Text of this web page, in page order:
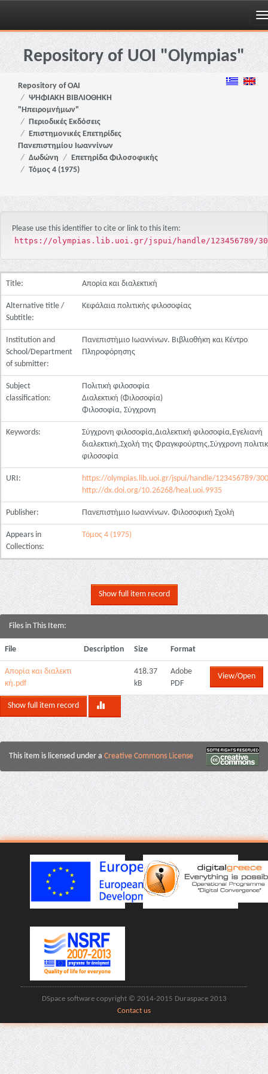
Skip
navigationRepository of UOI "Olympias"
Repository of OAI
ΨΗΦΙΑΚΗ ΒΙΒΛΙΟΘΗΚΗ
"Ηπειρομνήμων"
Περιοδικές Εκδόσεις
Επιστημονικές Επετηρίδες
Πανεπιστημίου Ιωαννίνων
Δωδώνη
Επετηρίδα Φιλοσοφικής
Τόμος 4 (1975)
Please use this identifier to cite or link to this item:
https://olympias.lib.uoi.gr/jspui/handle/123456789/
Title: Απορία και διαλεκτική
Alternative title /
Subtitle:
Κεφάλαια πολιτικής φιλοσοφίας
Institution and
School/Department
of submitter:
Πανεπιστήμιο Ιωαννίνων. Βιβλιοθήκη και Κέντρο
Πληροφόρησης
Subject
classification:
Πολιτική φιλοσοφία
Διαλεκτική (Φιλοσοφία)
Φιλοσοφία, Σύγχρονη
Keywords:
Σύγχρονη φιλοσοφία,Διαλεκτική φιλοσοφία,Εγελιανή
διαλεκτική,Σχολή της Φραγκφούρτης,Σύγχρονη
φιλοσοφία
URI:
https://olympias.lib.uoi.gr/jspui/handle/123456789/
http://dx.doi.org/10.26268/heal.uoi.9935
Publisher: Πανεπιστήμιο Ιωαννίνων. Φιλοσοφική Σχολή
Appears in
Collections:
Τόμος 4 (1975)
Show full item record
Files in This Item:
File Description Size Format
Απορία και διαλεκτι
κή.pdf
418.37
kB
Adobe
PDF
View/Open
Show full item record
This item is licensed under a Creative Commons License
DSpace software copyright © 2014-2015 Duraspace 2013
Contact us